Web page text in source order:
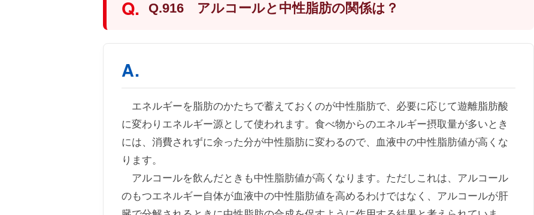
Q.916 アルコールと中性脂肪の関係は？
エネルギーを脂肪のかたちで蓄えておくのが中性脂肪で、必要に応じて遊離脂肪酸
に変わりエネルギー源として使われます。食べ物からのエネルギー摂取量が多いとき
には、消費されずに余った分が中性脂肪に変わるので、血液中の中性脂肪値が高くな
ります。
アルコールを飲んだときも中性脂肪値が高くなります。ただしこれは、アルコール
のもつエネルギー自体が血液中の中性脂肪値を高めるわけではなく、アルコールが肝